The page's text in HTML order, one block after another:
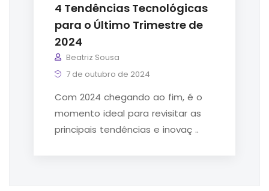
4 Tendências Tecnológicas
para o Último Trimestre de
2024
Beatriz Sousa
7 de outubro de 2024
Com 2024 chegando ao fim, é o
momento ideal para revisitar as
principais tendências e inovaç ..